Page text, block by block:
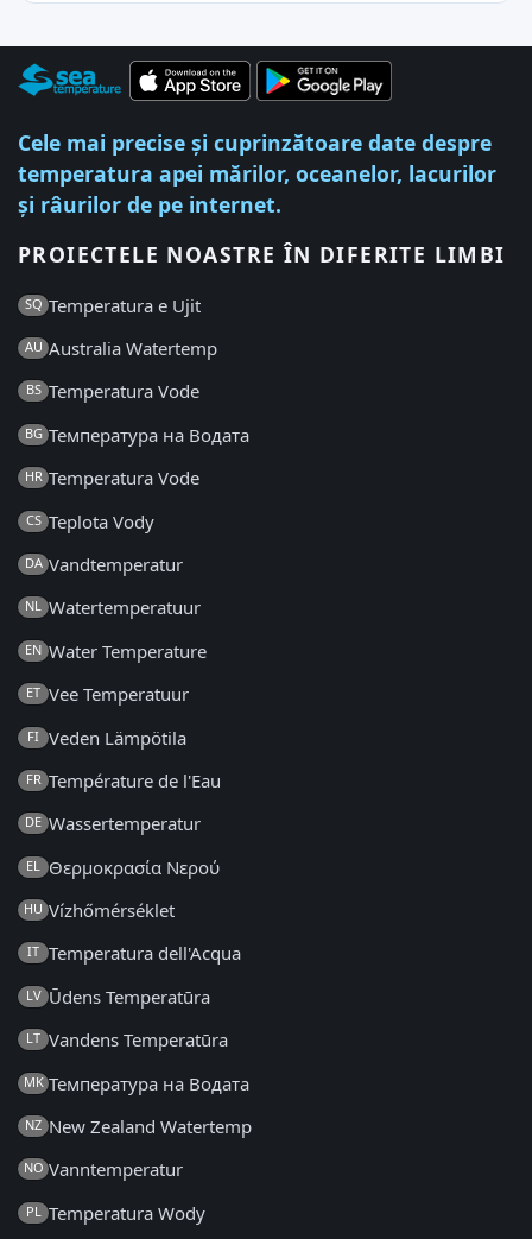
Cele mai precise și cuprinzătoare date despre
temperatura apei mărilor, oceanelor, lacurilor
și râurilor de pe internet.
PROIECTELE NOASTRE ÎN DIFERITE LIMBI
SQ Temperatura e Ujit
AU Australia Watertemp
BS Temperatura Vode
BG Температура на Водата
HR Temperatura Vode
CS Teplota Vody
DA Vandtemperatur
NL Watertemperatuur
EN Water Temperature
ET Vee Temperatuur
FI Veden Lämpötila
FR Température de l'Eau
DE Wassertemperatur
EL Θερμοκρασία Νερού
HU Vízhőmérséklet
IT Temperatura dell'Acqua
LV Ūdens Temperatūra
LT Vandens Temperatūra
MK Температура на Водата
NZ New Zealand Watertemp
NO Vanntemperatur
PL Temperatura Wody